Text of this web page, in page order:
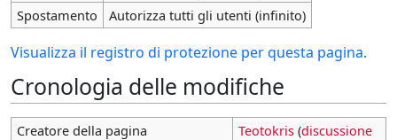
Spostamento
Autorizza tutti gli utenti (infinito)
Visualizza il registro di protezione per questa pagina.
Cronologia delle modifiche
Creatore della pagina Teotokris (discussione